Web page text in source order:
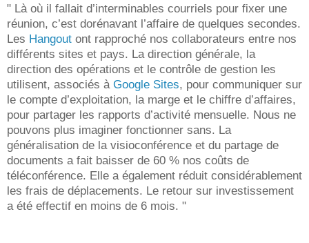
" Là où il fallait d’interminables courriels pour fixer une
réunion, c’est dorénavant l’affaire de quelques secondes.
Les Hangout ont rapproché nos collaborateurs entre nos
différents sites et pays. La direction générale, la
direction des opérations et le contrôle de gestion les
utilisent, associés à Google Sites, pour communiquer sur
le compte d’exploitation, la marge et le chiffre d’affaires,
pour partager les rapports d’activité mensuelle. Nous ne
pouvons plus imaginer fonctionner sans. La
généralisation de la visioconférence et du partage de
documents a fait baisser de 60 % nos coûts de
téléconférence. Elle a également réduit considérablement
les frais de déplacements. Le retour sur investissement
a été effectif en moins de 6 mois. "